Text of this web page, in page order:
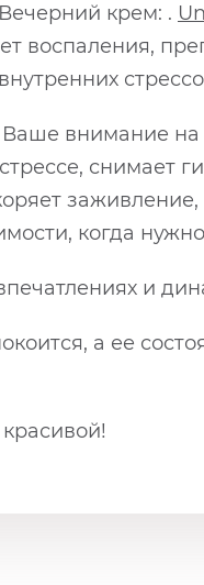
крем: .
Ваше внимание на
снимает
когда
и
а ее